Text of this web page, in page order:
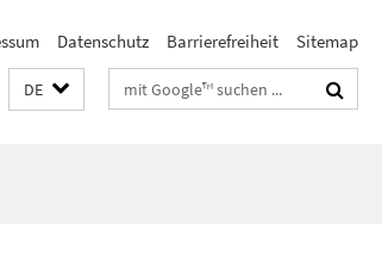
Datenschutz Barrierefreiheit Sitemap
DE Suchbegriffe